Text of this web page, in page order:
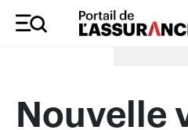
Merci à nos
Nouvelle